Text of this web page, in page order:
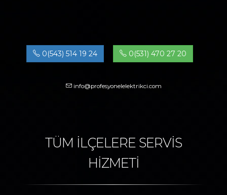
0(543) 514 19 24 0(531) 470 27 20
info@profesyonelelektrikci.com
TÜM İLÇELERE SERVİS
HİZMETİ